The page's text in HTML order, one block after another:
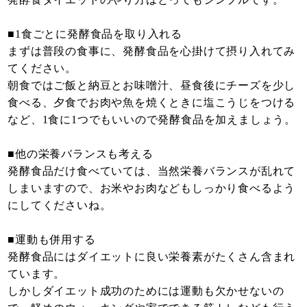
■1食ごとに発酵食品を取り入れる
まずは普段の食事に、発酵食品を心掛けて摂り入れてみ
てください。
朝食ではご飯と納豆とお味噌汁、昼食後にチーズを少し
食べる、夕食でお肉や魚を焼くときに塩こうじをつける
など、1食に1つでもいいので発酵食品を加えましょう。
■他の栄養バランスも考える
発酵食品だけ食べていては、当然栄養バランスが乱れて
しまいますので、お米やお肉などもしっかり食べるよう
にしてくださいね。
■運動も併用する
発酵食品にはダイエットに良い栄養素がたくさん含まれ
ています。
しかしダイエット成功のためには運動も欠かせないの